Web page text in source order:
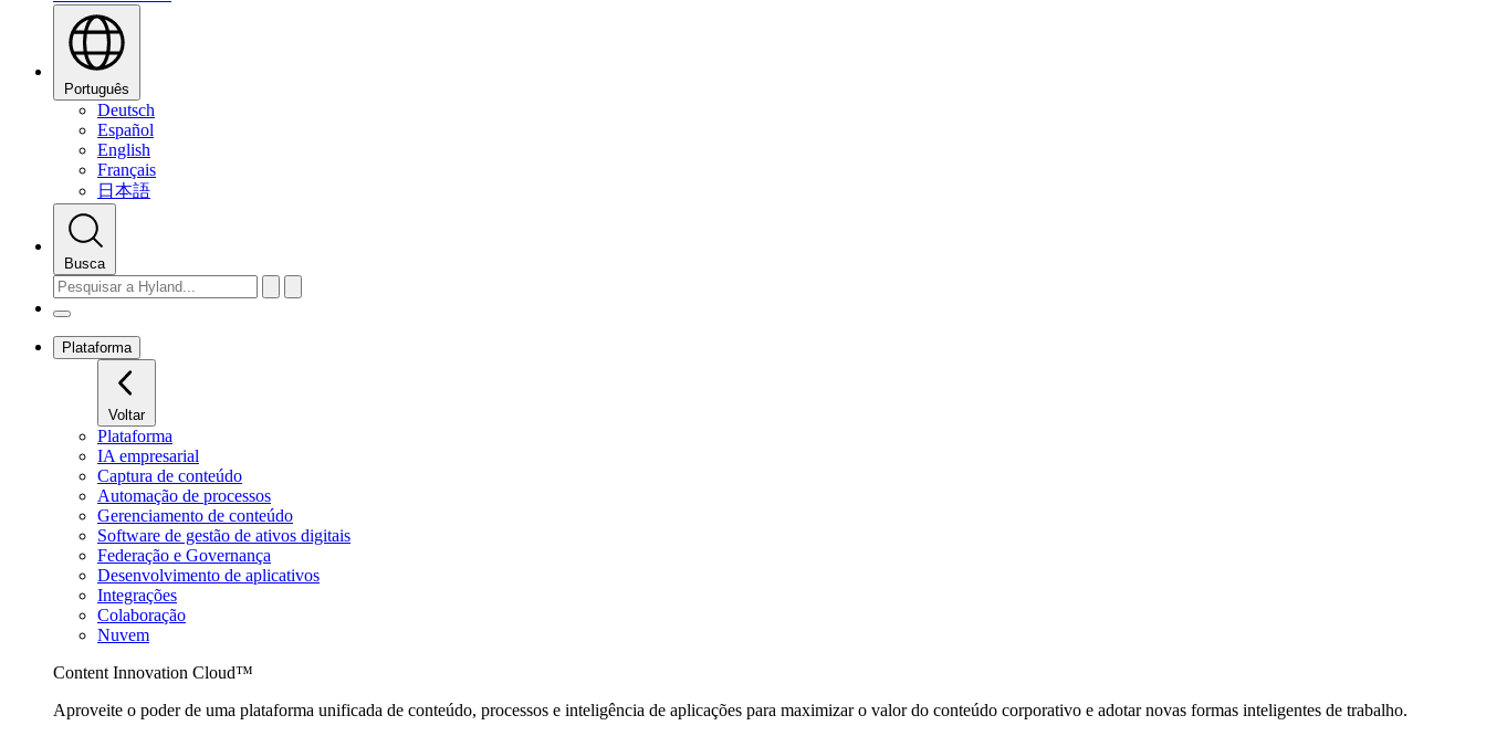
Português
Deutsch
Español
English
Français
日本語
Busca
Plataforma
Voltar
Plataforma
IA empresarial
Captura de conteúdo
Automação de processos
Gerenciamento de conteúdo
Software de gestão de ativos digitais
Federação e Governança
Desenvolvimento de aplicativos
Integrações
Colaboração
Nuvem
Content Innovation Cloud™
Aproveite o poder de uma plataforma unificada de conteúdo, processos e inteligência de aplicações para maximizar o valor do conteúdo corporativo e adotar novas formas inteligentes de trabalho.